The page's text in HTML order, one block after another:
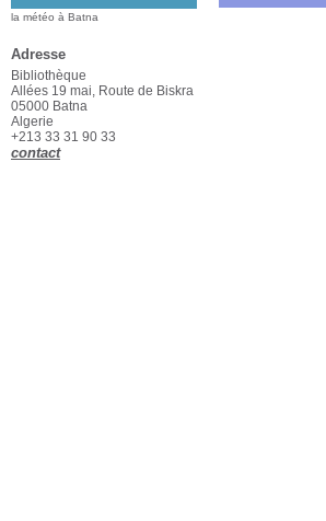
la météo à Batna
Adresse
Bibliothèque
Allées 19 mai, Route de Biskra
05000 Batna
Algerie
+213 33 31 90 33
contact